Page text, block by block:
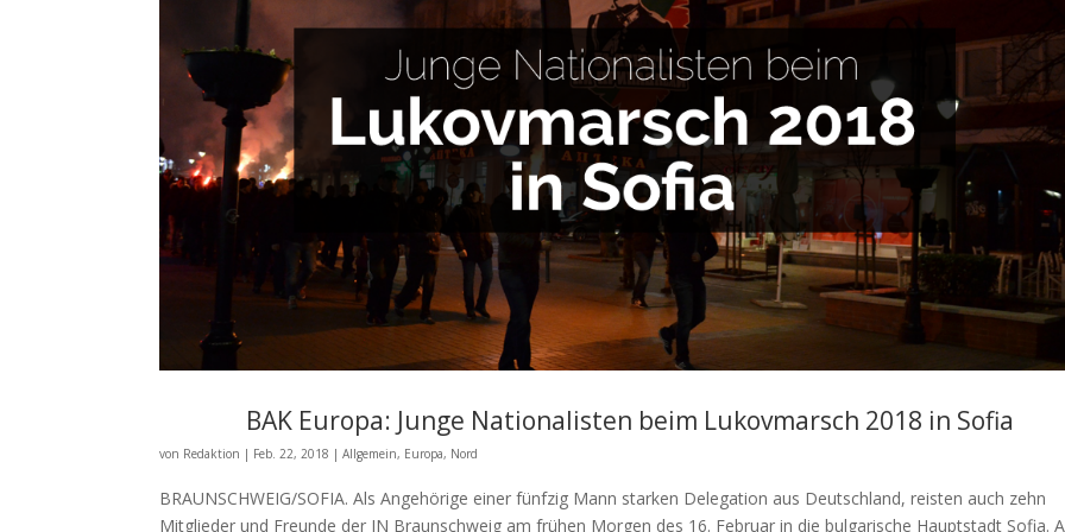
BAK Europa: Junge Nationalisten beim Lukovmarsch 2018 in Sofia
von Redaktion | Feb. 22, 2018 |Allgemein, Europa, Nord
BRAUNSCHWEIG/SOFIA. Als Angehörige einer fünfzig Mann starken Delegation aus Deutschland, reisten auch zehn
Mitglieder und Freunde der JN Braunschweig am frühen Morgen des 16. Februar in die bulgarische Hauptstadt Sofia.